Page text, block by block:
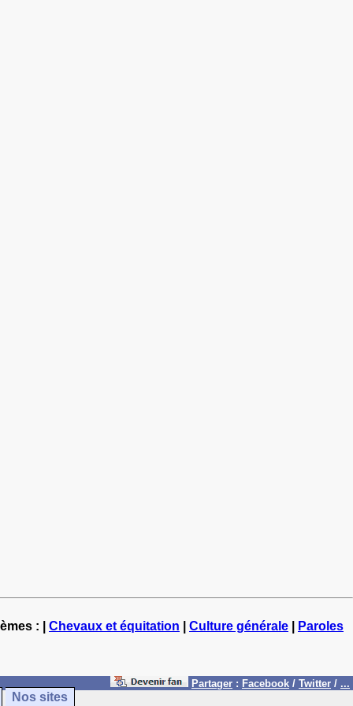
: | Chevaux et équitation Culture générale Paroles
Partager : Facebook / Twitter / ...
Nos sites